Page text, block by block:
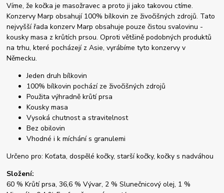
Víme, že kočka je masožravec a proto ji jako takovou ctíme.
Konzervy Marp obsahují 100% bílkovin ze živočišných zdrojů. Tato
nejvyšší řada konzerv Marp obsahuje pouze čistou svalovinu -
kousky masa z krůtích prsou. Oproti většině podobných produktů
na trhu, které pocházejí z Asie, vyrábíme tyto konzervy v
Německu.
Jeden druh bílkovin
100% bílkovin pochází ze živočišných zdrojů
Použita výhradně krůtí prsa
Kousky masa
Vysoká chutnost a stravitelnost
Bez obilovin
Vhodné i k míchání s granulemi
Určeno pro: Koťata, dospělé kočky, starší kočky, kočky s nadváhou
Složení:
60 % Krůtí prsa, 36,6 % Vývar, 2 % Slunečnicový olej, 1 %